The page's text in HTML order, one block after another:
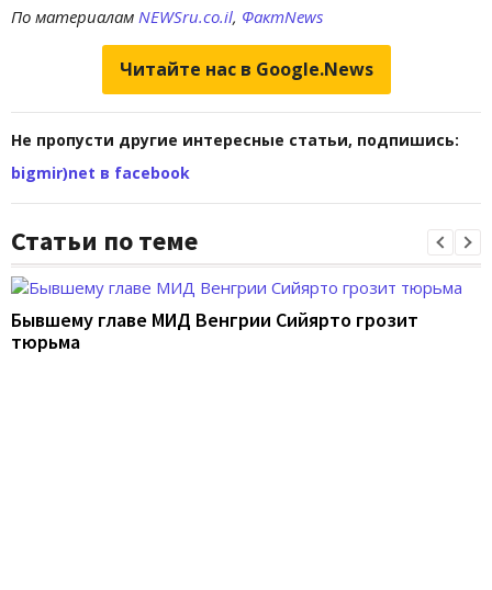
По материалам NEWSru.co.il, ФактNews
Читайте нас в Google.News
Не пропусти другие интересные статьи, подпишись:
bigmir)net в facebook
Статьи по теме
Бывшему главе МИД Венгрии Сийярто грозит
тюрьма